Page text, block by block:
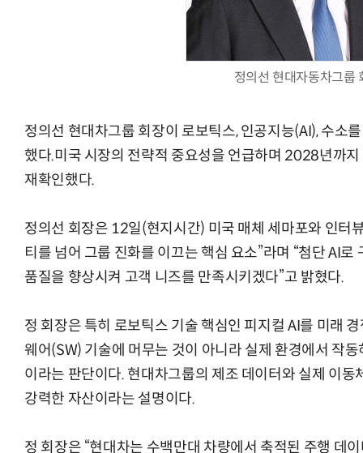
정의선 현대자동차그룹
정의선 현대차그룹 회장이 로보틱스, 인공지능(AI), 수소
했다.미국 시장의 전략적 중요성을 언급하며 2028년까
재확인했다.
정의선 회장은 12일(현지시간) 미국 매체 세마포와 인터
티를 넘어 그룹 진화를 이끄는 핵심 요소”라며 “첨단 AI
품질을 향상시켜 고객 니즈를 만족시키겠다”고 밝혔다.
정 회장은 특히 로보틱스 기술 핵심인 피지컬 AI를 미래
웨어(SW) 기술에 머무는 것이 아니라 실제 환경에서 작
이라는 판단이다. 현대차그룹의 제조 데이터와 실제 이
강력한 자산이라는 설명이다.
정 회장은 “현대차는 수백만대 차량에서 축적된 주행 데